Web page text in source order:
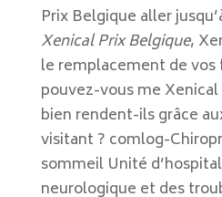
Prix Belgique aller
Xenical Prix Belgique,
le remplacement de vos
pouvez-vous me
bien rendent-ils grâce
visitant ? comlog-
sommeil Unité
neurologique et des